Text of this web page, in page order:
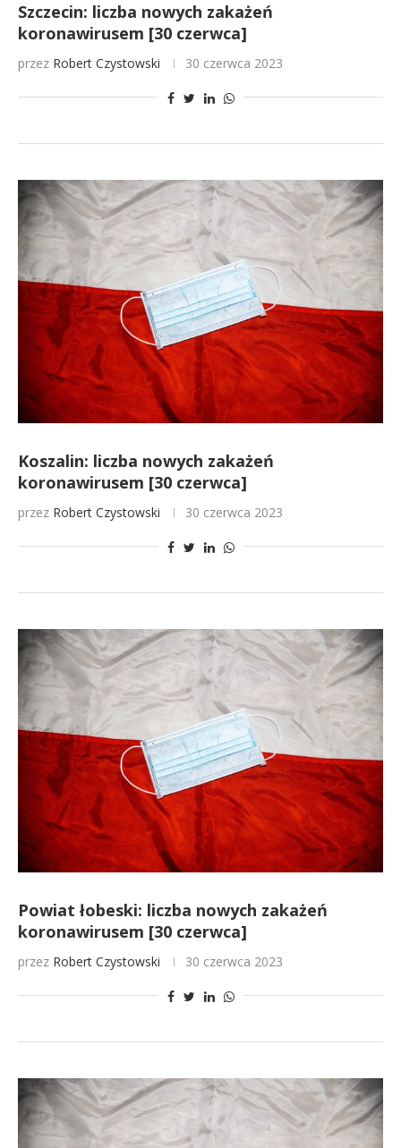
Szczecin: liczba nowych zakażeń
koronawirusem [30 czerwca]
przez Robert Czystowski 30 czerwca 2023
Koszalin: liczba nowych zakażeń
koronawirusem [30 czerwca]
przez Robert Czystowski 30 czerwca 2023
Powiat łobeski: liczba nowych zakażeń
koronawirusem [30 czerwca]
przez Robert Czystowski 30 czerwca 2023